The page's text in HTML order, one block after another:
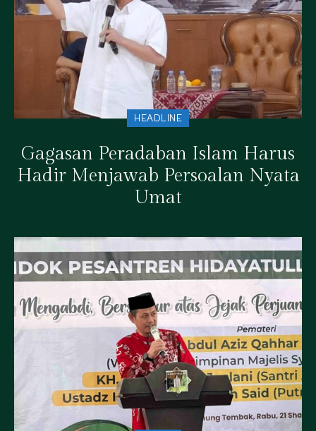
HEADLINE
Gagasan Peradaban Islam Harus
Hadir Menjawab Persoalan Nyata
Umat